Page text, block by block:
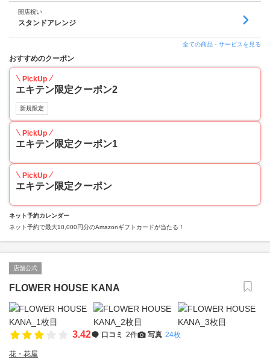
開店祝い
スタンドアレンジ
全ての商品・サービスを見る
おすすめのクーポン
PickUp
エキテン限定クーポン2
新規限定
PickUp
エキテン限定クーポン1
PickUp
エキテン限定クーポン
ネット予約カレンダー
ネット予約で最大10,000円分のAmazonギフトカードが当たる！
店舗公式
FLOWER HOUSE KANA
3.42 口コミ 2件 写真 24枚
花・花屋